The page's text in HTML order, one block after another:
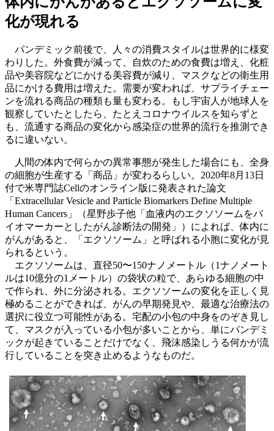
化が現れる
パンデミック前後で、人々の消費スタイルは世界的に様変
わりした。外食費が減って、自炊のための食費は増え、化粧
品や美容院などにかける美容費が減り、マスクなどの衛生用
品にかける費用は増えた。需要が変われば、サプライチェー
ンを流れる商品の種類も量も変わる。もし宇宙人が地球人を
観察していたとしたら、たとえコロナウイルスを知らずと
も、流通する商品の変化から感染症の世界的流行を推測でき
るに違いない。
人間の体内で何らかの異常事態が発生した場合にも、全身
の細胞が生産する「商品」が変わるらしい。2020年8月13日
付で米専門誌Cellのオンライン版に発表された論文
「Extracellular Vesicle and Particle Biomarkers Define Multiple
Human Cancers」（星野歩子他「血液内のエクソソームをバ
イオマーカーとしたがん診断法の開発」）によれば、体内に
がんがあると、「エクソソーム」と呼ばれる小胞に変化が見
られるという。
エクソソームは、直径50〜150ナノメートル（1ナノメート
ルは10億分の1メートル）の袋状の粒で、あらゆる細胞の中
で作られ、外に分泌される。エクソソームの変化を正しく見
極めることができれば、がんの早期発見や、最適な治療法の
選択に役立つ可能性がある。宅配の小包の中身をのぞき見し
て、マスクが入っている小包が多いことから、単にパンデミ
ックが起きていることだけでなく、飛沫感染しうる何かが流
行していることを突き止めるようなものだ。